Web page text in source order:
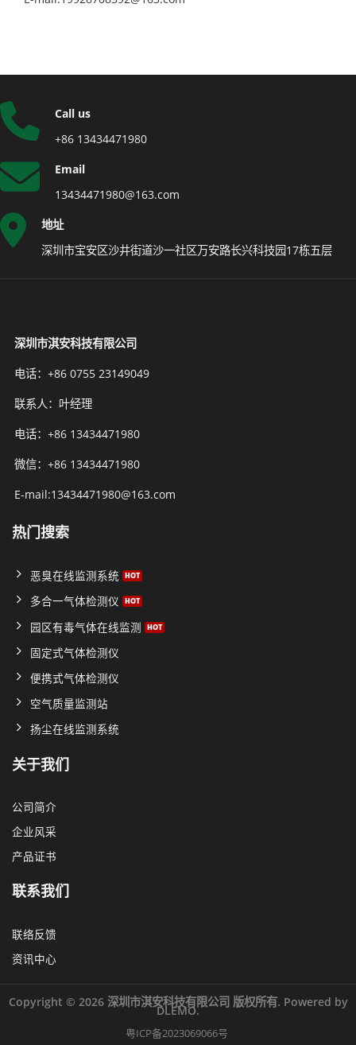
Call us
+86 13434471980
Email
13434471980@163.com
地址
深圳市宝安区沙井街道沙一社区万安路长兴科技园17栋五层
深圳市淇安科技有限公司
电话：+86 0755 23149049
联系人：叶经理
电话：+86 13434471980
微信：+86 13434471980
E-mail:13434471980@163.com
热门搜索
恶臭在线监测系统
多合一气体检测仪
园区有毒气体在线监测
固定式气体检测仪
便携式气体检测仪
空气质量监测站
扬尘在线监测系统
关于我们
公司简介
企业风采
产品证书
联系我们
联络反馈
资讯中心
Copyright © 2026 深圳市淇安科技有限公司 版权所有. Powered by
DLEMO.
粤ICP备2023069066号